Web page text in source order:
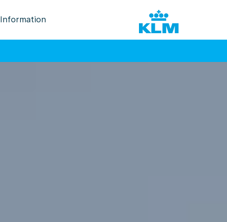
Information